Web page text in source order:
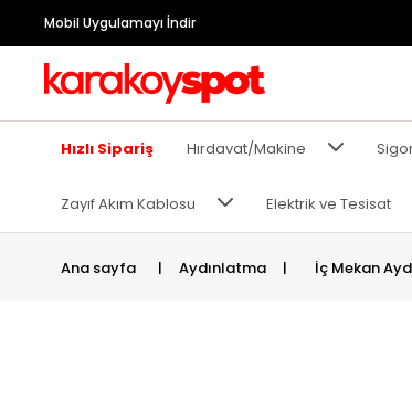
Mobil Uygulamayı İndir
Hızlı Sipariş Hırdavat/Makine
Zayıf Akım Kablosu Elektrik ve Tesisat
Ana sayfa | Aydınlatma | İç Mekan